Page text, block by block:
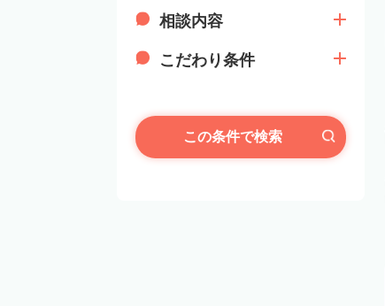
相談内容
こだわり条件
この条件で検索